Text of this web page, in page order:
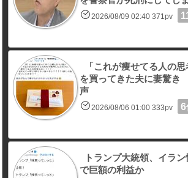
2026/08/09 02:40 371pv
「これが痩せてる人の
を買ってきた夫に妻驚
声
2026/08/06 01:00 333pv 6
トランプ大統領、イラ
で巨額の利益か